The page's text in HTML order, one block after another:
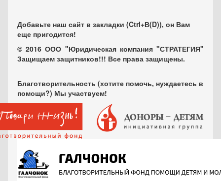
Добавьте наш сайт в закладки (Ctrl+В(D)), он Вам
еще пригодится!
© 2016 ООО "Юридическая компания "СТРАТЕГИЯ"
Защищаем защитников!!! Все права защищены.
Благотворительность (хотите помочь, нуждаетесь в
помощи?) Мы участвуем!